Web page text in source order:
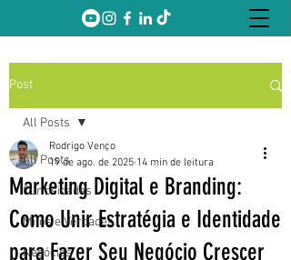
Post
All Posts
Curiosidades
Mitos e Verdades
Negócios
All Posts
Marketing Digital e Branding:
Como Unir Estratégia e Identidade
para Fazer Seu Negócio Crescer
Rodrigo Venço
19 de ago. de 2025 14 min de leitura